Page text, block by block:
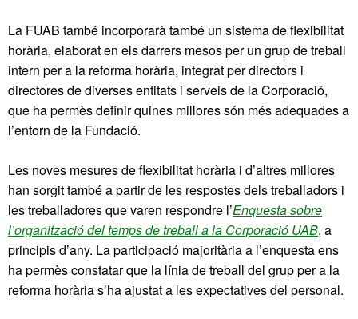
La FUAB també incorporarà també un sistema de flexibilitat
horària, elaborat en els darrers mesos per un grup de treball
intern per a la reforma horària, integrat per directors i
directores de diverses entitats i serveis de la Corporació,
que ha permès definir quines millores són més adequades a
l’entorn de la Fundació.
Les noves mesures de flexibilitat horària i d’altres millores
han sorgit també a partir de les respostes dels treballadors i
les treballadores que varen respondre l’Enquesta sobre
l’organització del temps de treball a la Corporació UAB, a
principis d’any. La participació majoritària a l’enquesta ens
ha permès constatar que la línia de treball del grup per a la
reforma horària s’ha ajustat a les expectatives del personal.